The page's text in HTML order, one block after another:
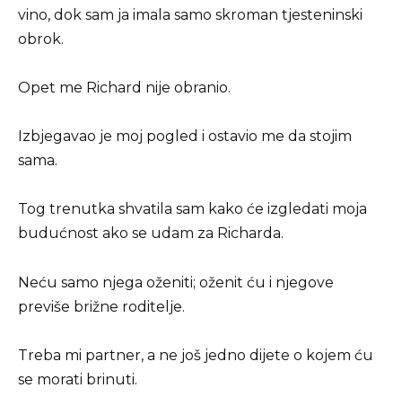
vino, dok sam ja imala samo skroman tjesteninski
obrok.
Opet me Richard nije obranio.
Izbjegavao je moj pogled i ostavio me da stojim
sama.
Tog trenutka shvatila sam kako će izgledati moja
budućnost ako se udam za Richarda.
Neću samo njega oženiti; oženit ću i njegove
previše brižne roditelje.
Treba mi partner, a ne još jedno dijete o kojem ću
se morati brinuti.